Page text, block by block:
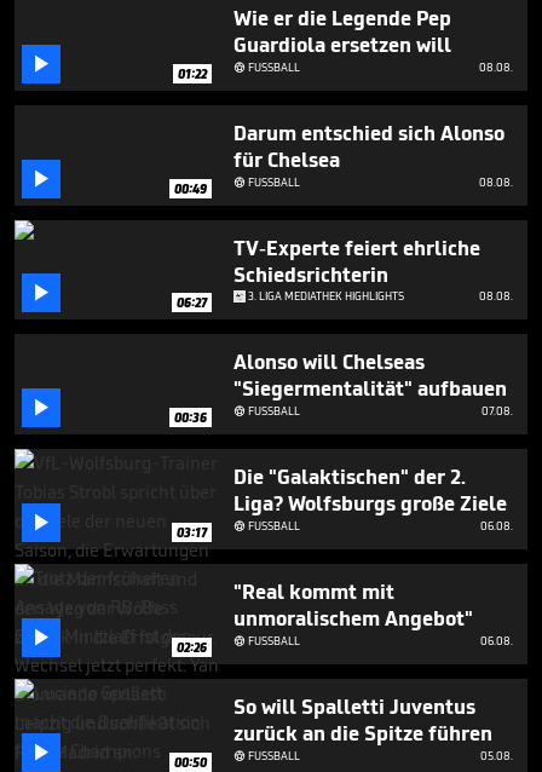
3
seconds
 01:22
Wie er die Legende Pep
Guardiola ersetzen will
FUSSBALL 08.08.
 00:49
Darum entschied sich Alonso
für Chelsea
FUSSBALL 08.08.
 06:27
TV-Experte feiert ehrliche
Schiedsrichterin
3. LIGA MEDIATHEK HIGHLIGHTS 08.08.
 00:36
Alonso will Chelseas
"Siegermentalität" aufbauen
FUSSBALL 07.08.
 03:17
Die "Galaktischen" der 2.
Liga? Wolfsburgs große Ziele
FUSSBALL 06.08.
 02:26
"Real kommt mit
unmoralischem Angebot"
FUSSBALL 06.08.
 00:50
So will Spalletti Juventus
zurück an die Spitze führen
FUSSBALL 05.08.